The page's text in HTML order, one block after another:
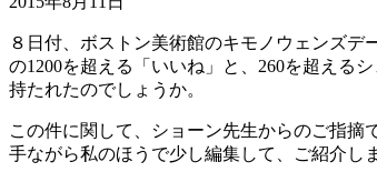
８日付、ボストン美術館のキモノウェンズ
の1200を超える「いいね」と、260を超える
持たれたのでしょうか。
この件に関して、ショーン先生からのご指
手ながら私のほうで少し編集して、ご紹介し